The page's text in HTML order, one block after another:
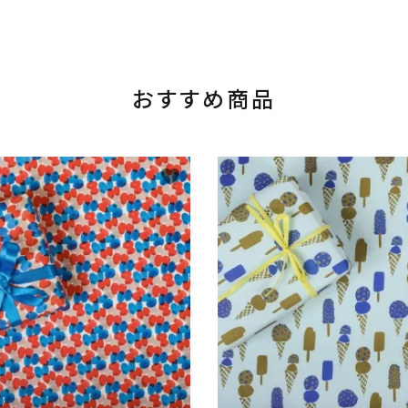
おすすめ商品
favorite